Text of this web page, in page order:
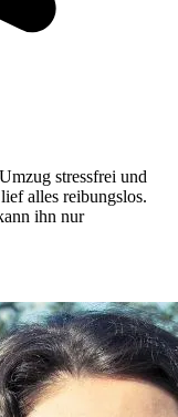
stressfrei und
alles reibungslos.
ihn nur